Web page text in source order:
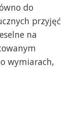
do
przyjęć
na
wymiarach,